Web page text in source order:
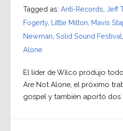
Tagged as: Anti-Records Jeff
Fogerty, Little Milton Mavis
Newman Solid Sound Festival
Alone
El líder de Wilco produjo
Are Not Alone, el próximo
gospel y también aportó dos